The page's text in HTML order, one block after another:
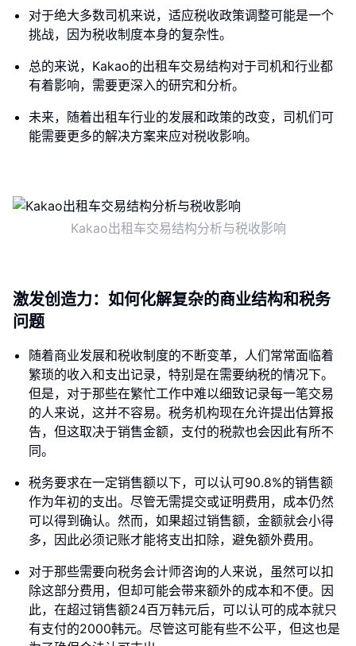
对于绝大多数司机来说，适应税收政策调整可能是一个
挑战，因为税收制度本身的复杂性。
总的来说，Kakao的出租车交易结构对于司机和行业都
有着影响，需要更深入的研究和分析。
未来，随着出租车行业的发展和政策的改变，司机们可
能需要更多的解决方案来应对税收影响。
Kakao出租车交易结构分析与税收影响
激发创造力：如何化解复杂的商业结构和税务
问题
随着商业发展和税收制度的不断变革，人们常常面临着
繁琐的收入和支出记录，特别是在需要纳税的情况下。
但是，对于那些在繁忙工作中难以细致记录每一笔交易
的人来说，这并不容易。税务机构现在允许提出估算报
告，但这取决于销售金额，支付的税款也会因此有所不
同。
税务要求在一定销售额以下，可以认可90.8%的销售额
作为年初的支出。尽管无需提交或证明费用，成本仍然
可以得到确认。然而，如果超过销售额，金额就会小得
多，因此必须记账才能将支出扣除，避免额外费用。
对于那些需要向税务会计师咨询的人来说，虽然可以扣
除这部分费用，但却可能会带来额外的成本和不便。因
此，在超过销售额24百万韩元后，可以认可的成本就只
有支付的2000韩元。尽管这可能有些不公平，但这也是